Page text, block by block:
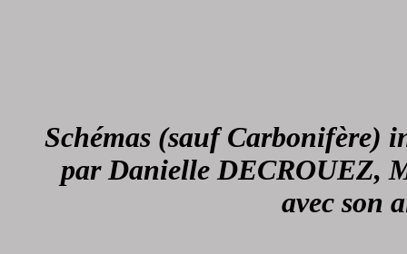
Schémas (sauf Carbonifère)
par Danielle DECROUEZ,
avec son